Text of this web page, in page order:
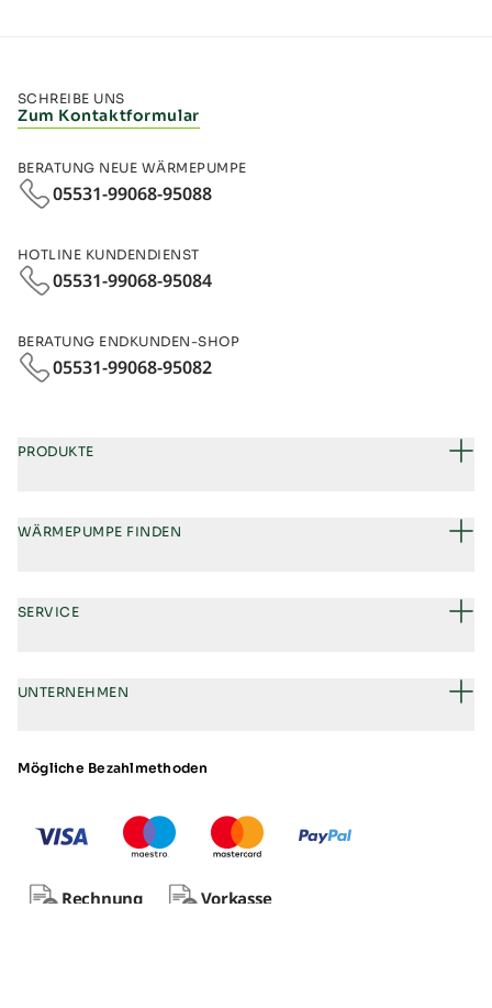
SCHREIBE UNS
Zum Kontaktformular
BERATUNG NEUE WÄRMEPUMPE
05531-99068-95088
HOTLINE KUNDENDIENST
05531-99068-95084
BERATUNG ENDKUNDEN-SHOP
05531-99068‑95082
PRODUKTE
WÄRMEPUMPE FINDEN
SERVICE
UNTERNEHMEN
Mögliche Bezahlmethoden
Rechnung Vorkasse